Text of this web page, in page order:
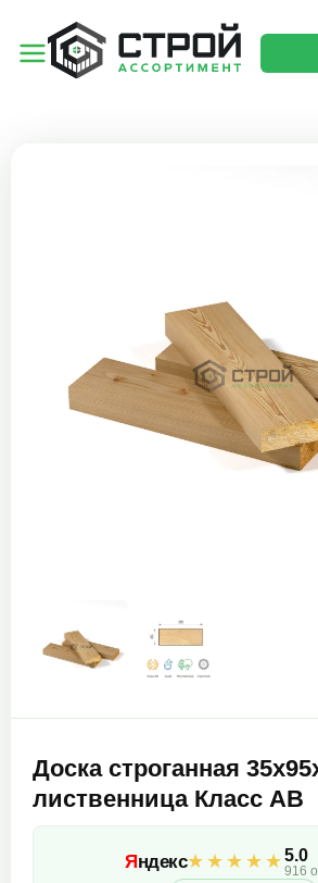
Доска строганная
лиственница Класс АВ
Яндекс★★★★★5.0
916